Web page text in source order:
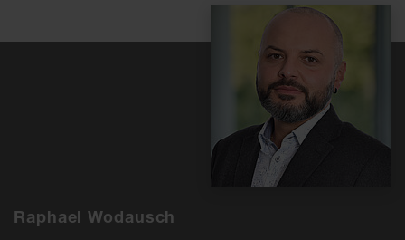
Raphael Wodausch